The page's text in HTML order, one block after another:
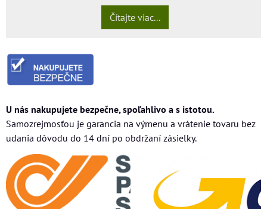
Čítajte viac...
U nás nakupujete bezpečne, spoľahlivo a s istotou.
Samozrejmosťou je garancia na výmenu a vrátenie tovaru bez
udania dôvodu do 14 dní po obdržaní zásielky.